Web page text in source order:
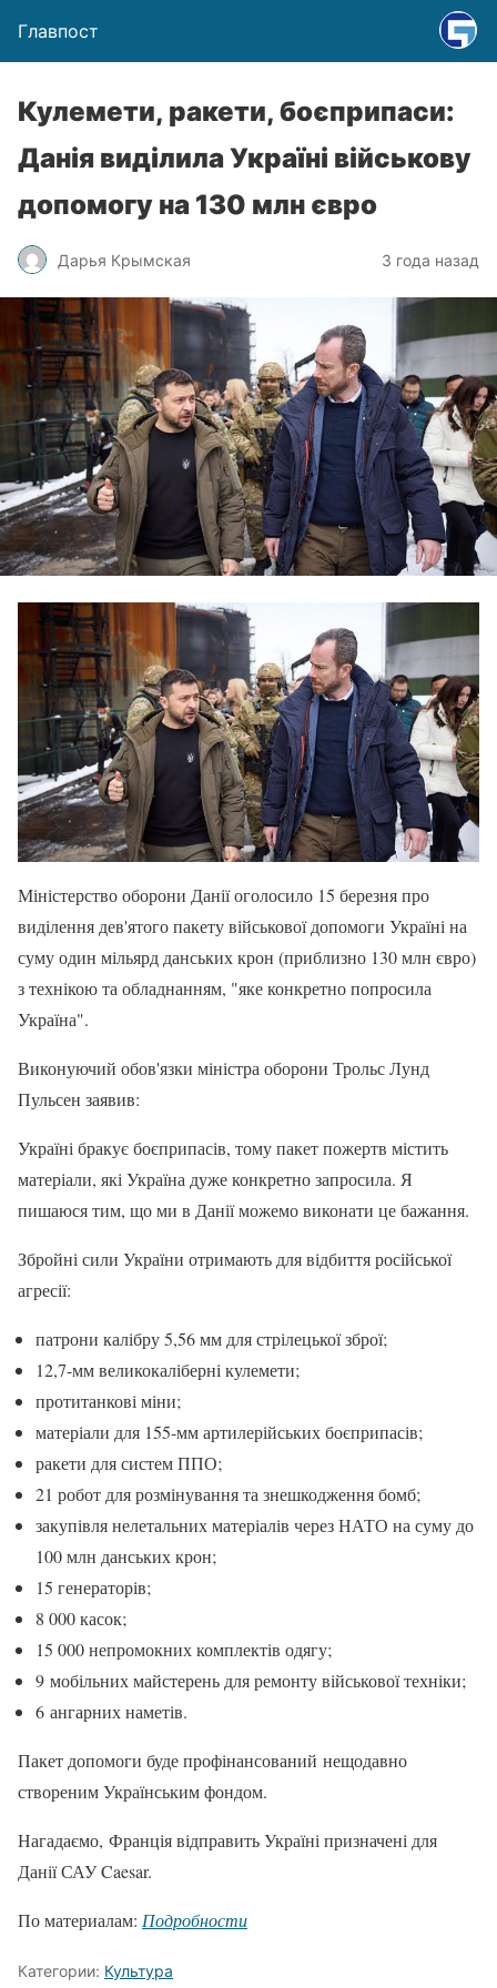
Главпост
Кулемети, ракети, боєприпаси:
Данія виділила Україні військову
допомогу на 130 млн євро
Дарья Крымская 3 года назад
Міністерство оборони Данії оголосило 15 березня про
виділення дев'ятого пакету військової допомоги Україні на
суму один мільярд данських крон (приблизно 130 млн євро)
з технікою та обладнанням, "яке конкретно попросила
Україна".
Виконуючий обов'язки міністра оборони Трольс Лунд
Пульсен заявив:
Україні бракує боєприпасів, тому пакет пожертв містить
матеріали, які Україна дуже конкретно запросила. Я
пишаюся тим, що ми в Данії можемо виконати це бажання.
Збройні сили України отримають для відбиття російської
агресії:
патрони калібру 5,56 мм для стрілецької зброї;
12,7-мм великокаліберні кулемети;
протитанкові міни;
матеріали для 155-мм артилерійських боєприпасів;
ракети для систем ППО;
21 робот для розмінування та знешкодження бомб;
закупівля нелетальних матеріалів через НАТО на суму до
100 млн данських крон;
15 генераторів;
8 000 касок;
15 000 непромокних комплектів одягу;
9 мобільних майстерень для ремонту військової техніки;
6 ангарних наметів.
Пакет допомоги буде профінансований нещодавно
створеним Українським фондом.
Нагадаємо, Франція відправить Україні призначені для
Данії САУ Caesar.
По материалам: Подробности
Категории: Культура